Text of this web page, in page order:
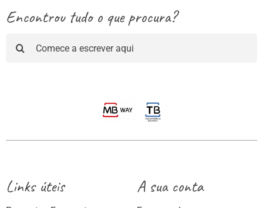
Encontrou tudo o que procura?
Links úteis A sua conta